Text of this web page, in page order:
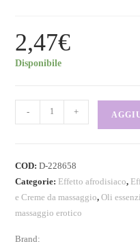
2,47€
Disponibile
- +
COD:D-228658
Categorie: Effetto afrodisiaco,
e Creme da massaggio,Oli
massaggio erotico
Brand: